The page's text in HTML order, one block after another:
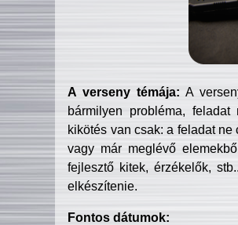
A verseny témája: A
bármilyen probléma, feladat
kikötés van csak: a feladat
vagy már meglévő
fejlesztő kitek, érzékelők,
elkészítenie.
Fontos dátumok: